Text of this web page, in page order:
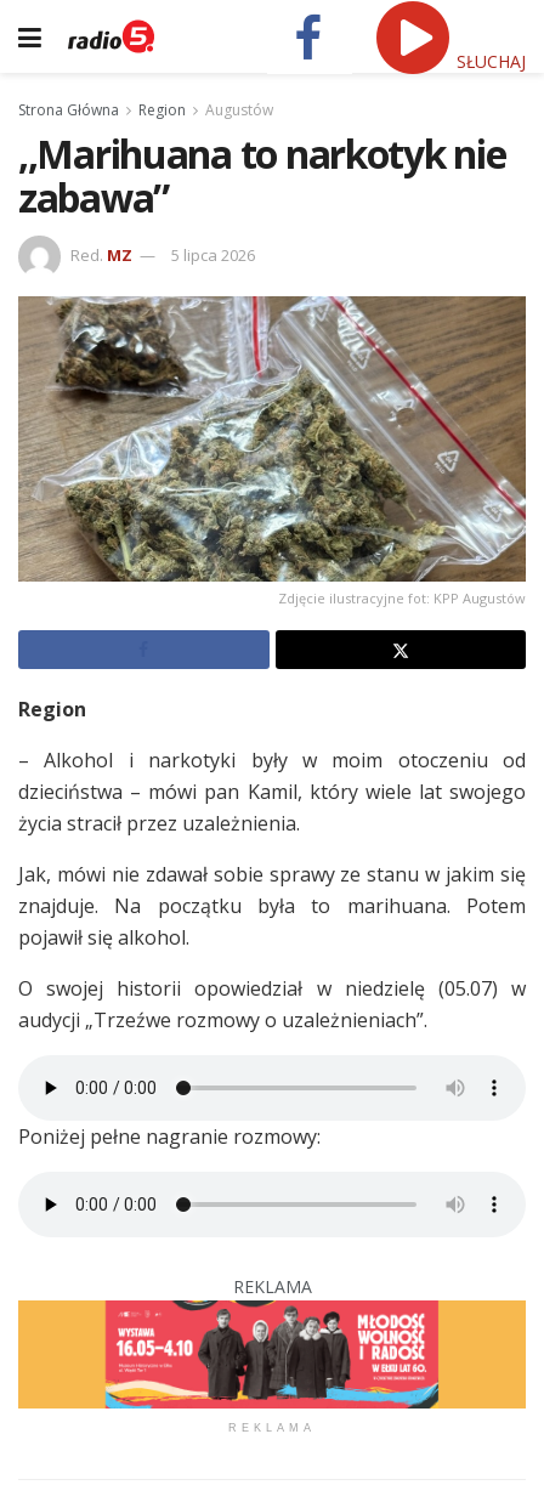
SŁUCHAJ
Strona Główna Region Augustów
,,Marihuana to narkotyk nie
zabawa”
Red. MZ 5 lipca 2026
Zdjęcie ilustracyjne fot: KPP Augustów
Region
– Alkohol i narkotyki były w moim otoczeniu od
dzieciństwa – mówi pan Kamil, który wiele lat swojego
życia stracił przez uzależnienia.
Jak, mówi nie zdawał sobie sprawy ze stanu w jakim się
znajduje. Na początku była to marihuana. Potem
pojawił się alkohol.
O swojej historii opowiedział w niedzielę (05.07) w
audycji „Trzeźwe rozmowy o uzależnieniach”.
Poniżej pełne nagranie rozmowy:
REKLAMA
REKLAMA